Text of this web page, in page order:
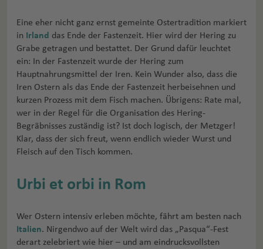
Eine eher nicht ganz ernst gemeinte Ostertradition markiert
in Irland das Ende der Fastenzeit. Hier wird der Hering zu
Grabe getragen und bestattet. Der Grund dafür leuchtet
ein: In der Fastenzeit wurde der Hering zum
Hauptnahrungsmittel der Iren. Kein Wunder also, dass die
Iren Ostern als das Ende der Fastenzeit herbeisehnen und
kurzen Prozess mit dem Fisch machen. Übrigens: Rate mal,
wer in der Regel für die Organisation des Hering-
Begräbnisses zuständig ist? Ist doch logisch, der Metzger!
Klar, dass der sich freut, wenn endlich wieder Wurst und
Fleisch auf den Tisch kommen.
Urbi et orbi in Rom
Wer Ostern intensiv erleben möchte, fährt am besten nach
Italien. Nirgendwo auf der Welt wird das „Pasqua“-Fest
derart zelebriert wie hier – und am eindrucksvollsten